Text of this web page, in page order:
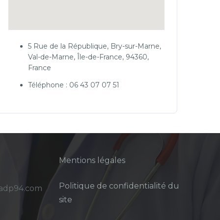
5 Rue de la République, Bry-sur-Marne,
Val-de-Marne, Île-de-France, 94360,
France
Téléphone : 06 43 07 07 51
Mentions légales
Politique de confidentialité du
site